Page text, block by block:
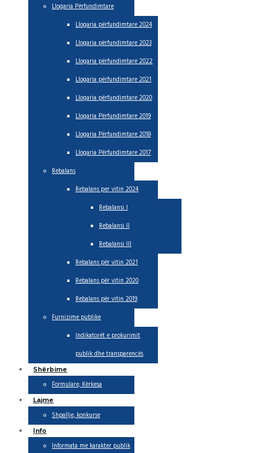
Llogaria Përfundimtare
Llogaria përfundimtare 2024
Llogaria përfundimtare 2023
Llogaria përfundimtare 2022
Llogaria përfundimtare 2021
Llogaria përfundimtare 2020
Llogaria Përfundimtare 2019
Llogaria Përfundimtare 2018
Llogaria Përfundimtare 2017
Rebalans
Rebalans per vitin 2024
Rebalansi I
Rebalansi II
Rebalansi III
Rebalans për vitin 2021
Rebalans për vitin 2020
Rebalans për vitin 2019
Furnizime publike
Indikatorët e prokurimit
publik dhe transparencës
Shërbime
Formulare, Kërkesa
Lajme
Shpallje, konkurse
Info
Informata me karakter publik